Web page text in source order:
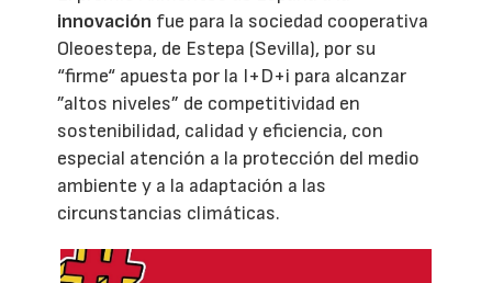
innovación fue para la sociedad cooperativa
Oleoestepa, de Estepa (Sevilla), por su
“firme“ apuesta por la I+D+i para alcanzar
”altos niveles” de competitividad en
sostenibilidad, calidad y eficiencia, con
especial atención a la protección del medio
ambiente y a la adaptación a las
circunstancias climáticas.